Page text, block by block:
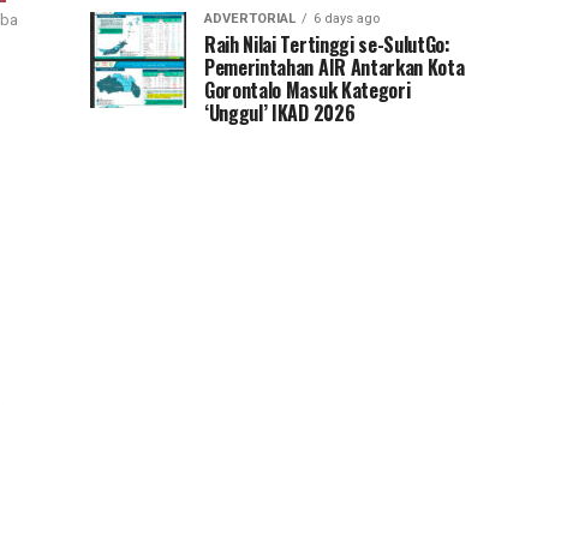
ADVERTORIAL 6 days ago
Raih Nilai Tertinggi se-SulutGo:
Pemerintahan AIR Antarkan Kota
Gorontalo Masuk Kategori
‘Unggul’ IKAD 2026